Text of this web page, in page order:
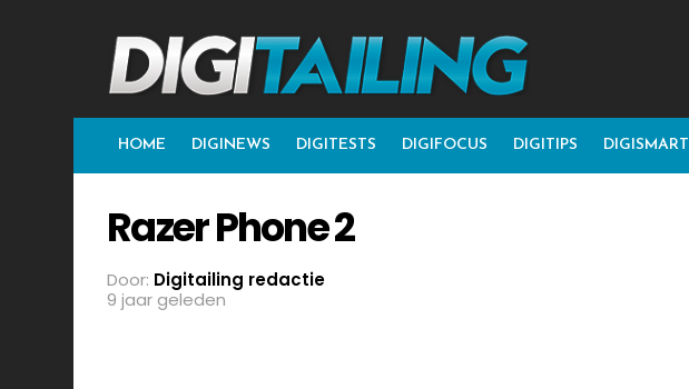
HOME DIGINEWS DIGITESTS DIGIFOCUS DIGITIPS DIGISMART
Razer Phone 2
Door: Digitailing redactie
9 jaar geleden